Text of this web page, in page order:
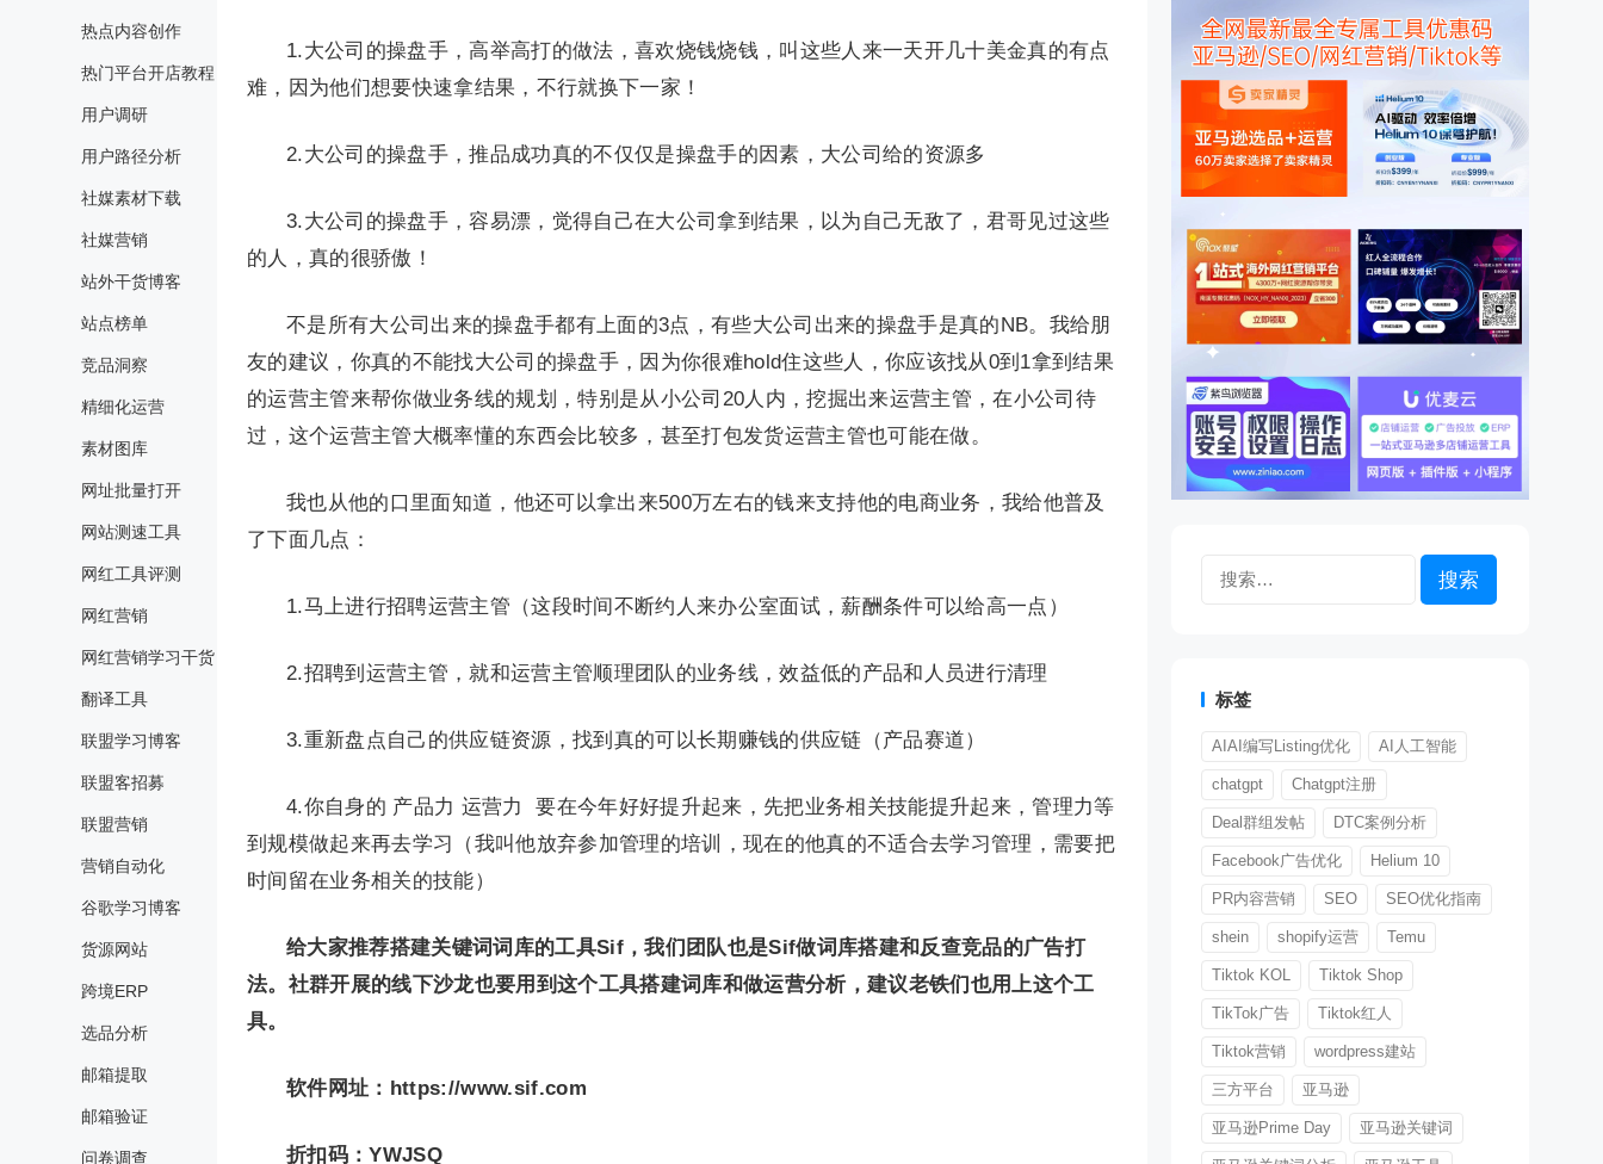
热点内容创作
热门平台开店教程
用户调研
用户路径分析
社媒素材下载
社媒营销
站外干货博客
站点榜单
竞品洞察
精细化运营
素材图库
网址批量打开
网站测速工具
网红工具评测
网红营销
网红营销学习干货
翻译工具
联盟学习博客
联盟客招募
联盟营销
营销自动化
谷歌学习博客
货源网站
跨境ERP
选品分析
邮箱提取
邮箱验证
问卷调查
1.大公司的操盘手，高举高打的做法，喜欢烧钱烧钱，叫这些人来一天开几十美金真的有点
难，因为他们想要快速拿结果，不行就换下一家！
2.大公司的操盘手，推品成功真的不仅仅是操盘手的因素，大公司给的资源多
3.大公司的操盘手，容易漂，觉得自己在大公司拿到结果，以为自己无敌了，君哥见过这些
的人，真的很骄傲！
不是所有大公司出来的操盘手都有上面的3点，有些大公司出来的操盘手是真的NB。我给朋
友的建议，你真的不能找大公司的操盘手，因为你很难hold住这些人，你应该找从0到1拿到结果
的运营主管来帮你做业务线的规划，特别是从小公司20人内，挖掘出来运营主管，在小公司待
过，这个运营主管大概率懂的东西会比较多，甚至打包发货运营主管也可能在做。
我也从他的口里面知道，他还可以拿出来500万左右的钱来支持他的电商业务，我给他普及
了下面几点：
1.马上进行招聘运营主管（这段时间不断约人来办公室面试，薪酬条件可以给高一点）
2.招聘到运营主管，就和运营主管顺理团队的业务线，效益低的产品和人员进行清理
3.重新盘点自己的供应链资源，找到真的可以长期赚钱的供应链（产品赛道）
4.你自身的 产品力 运营力 要在今年好好提升起来，先把业务相关技能提升起来，管理力等
到规模做起来再去学习（我叫他放弃参加管理的培训，现在的他真的不适合去学习管理，需要把
时间留在业务相关的技能）
给大家推荐搭建关键词词库的工具Sif，我们团队也是Sif做词库搭建和反查竞品的广告打
法。社群开展的线下沙龙也要用到这个工具搭建词库和做运营分析，建议老铁们也用上这个工
具。
软件网址：https://www.sif.com
折扣码：YWJSQ
标签
AIAI编写Listing优化 AI人工智能
chatgpt Chatgpt注册
Deal群组发帖 DTC案例分析
Facebook广告优化 Helium 10
PR内容营销 SEO SEO优化指南
shein shopify运营 Temu
Tiktok KOL Tiktok Shop
TikTok广告 Tiktok红人
Tiktok营销 wordpress建站
三方平台 亚马逊
亚马逊Prime Day 亚马逊关键词